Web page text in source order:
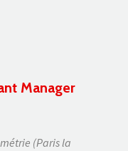
Manager
(Paris la